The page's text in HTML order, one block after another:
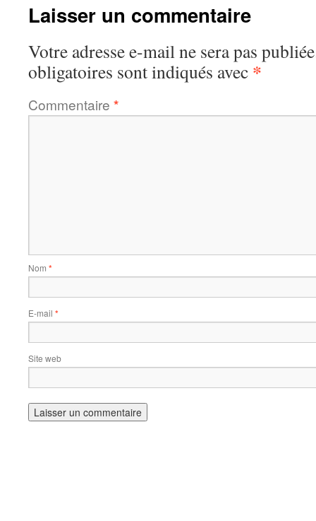
Laisser un commentaire
Votre adresse e-mail ne sera pas
obligatoires sont indiqués avec *
Commentaire *
Nom *
E-mail *
Site web